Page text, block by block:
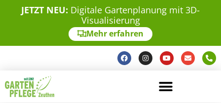
JETZT NEU: Digitale Gartenplanung mit 3D-
Visualisierung
Mehr erfahren